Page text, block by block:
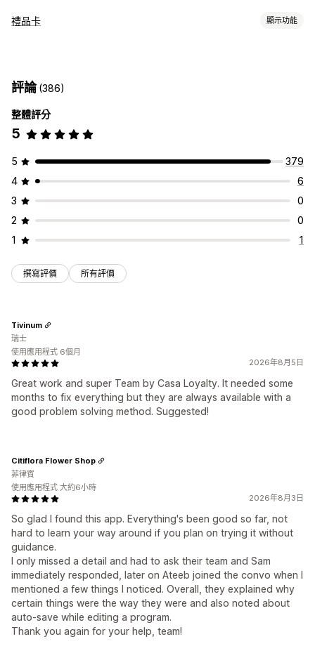
計畫類型
點數 折扣
POS 獎勵
運費費率
會員福利
禮品卡 顯示功能
自訂金額
到期日 提醒 禮品卡匯入
配送選項
大量傳送 自訂日期 電子郵件 已排程配送 簡訊 實體
評論(386)
整體評分
5
5
379
4
6
3
0
2
0
1
1
撰寫評價 所有評價
2026年8月5日
Great work and super Team by Casa Loyalty. It needed some
months to fix everything but they are always available with a
good problem solving method. Suggested!
Tivinum
瑞士
使用應用程式 6個月
2026年8月3日
So glad I found this app. Everything's been good so far, not
hard to learn your way around if you plan on trying it without
guidance.
I only missed a detail and had to ask their team and Sam
immediately responded, later on Ateeb joined the convo when I
mentioned a few things I noticed. Overall, they explained why
certain things were the way they were and also noted about
auto-save while editing a program.
Thank you again for your help, team!
Citiflora Flower Shop
菲律賓
使用應用程式 大約6小時